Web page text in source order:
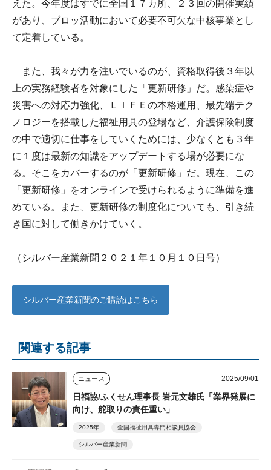
えた。今年度はすでに全国１７カ所、２３回の開催実績
があり、ブロッ活動において必要不可欠な中核事業とし
て定着している。
また、我々が力を注いでいるのが、資格取得後３年以
上の実務経験者を対象にした「更新研修」だ。感染症や
災害への対応力強化、ＬＩＦＥの本格運用、最先端テク
ノロジーを搭載した福祉用具の登場など、介護保険制度
の中で適切に仕事をしていくためには、少なくとも３年
に１度は最新の知識をアップデートする場が必要にな
る。そこをカバーするのが「更新研修」だ。現在、この
「更新研修」をオンラインで受けられるように準備を進
めている。また、更新研修の制度化についても、引き続
き国に対して働きかけていく。
（シルバー産業新聞２０２１年１０月１０日号）
シルバー産業新聞のご購読はこちら
関連する記事
ニュース 2025/09/01
日福協/ふくせん理事長 岩元文雄氏「業界発展に
向け、舵取りの責任重い」
2025年 全国福祉用具専門相談員協会
シルバー産業新聞